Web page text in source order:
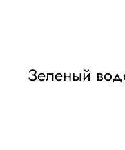
Зеленый